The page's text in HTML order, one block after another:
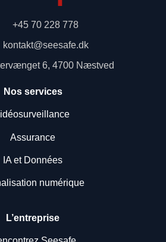
+45 70 228 778
kontakt@seesafe.dk
6, 4700 Næstved
Nos services
Assurance
IA et Données
numérique
L’entreprise